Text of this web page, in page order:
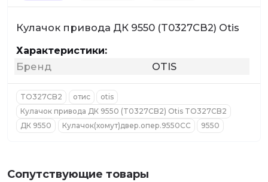
Кулачок привода ДК 9550 (T0327CB2) Otis
Характеристики:
Бренд OTIS
TO327CB2 отис
otis
Кулачок привода ДК 9550 (T0327CB2) Otis TO327CB2
ДК 9550
Кулачок(хомут)двер.опер.9550CC 9550
Сопутствующие товары